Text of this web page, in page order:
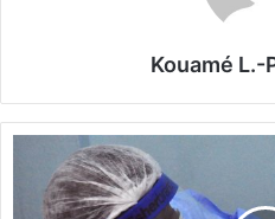
Kouamé L.-